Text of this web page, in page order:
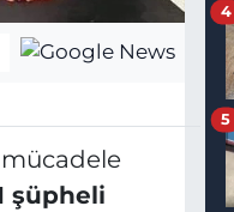
şüpheli
4
5